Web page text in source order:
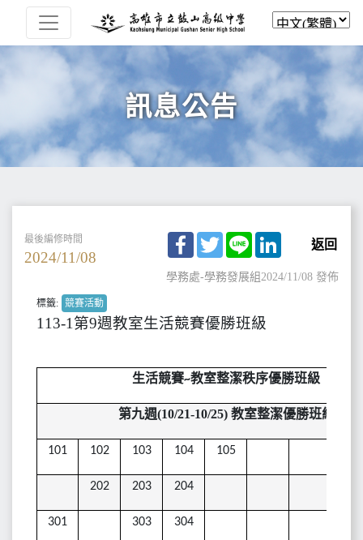
訊息公告
最後編修時間
2024/11/08
Facebook
TwitterLine LinkedIn
返回
學務處-學務發展組2024/11/08 發佈
標籤: 競賽活動
113-1第9週教室生活競賽優勝班級
生活競賽~教室整潔秩序優勝班級
第九週(10/21-10/25) 教室整潔優勝班級
101 102 103 104 105
202 203 204
301 303 304